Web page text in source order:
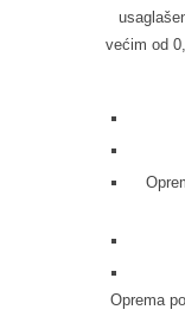
većim od
Oprema